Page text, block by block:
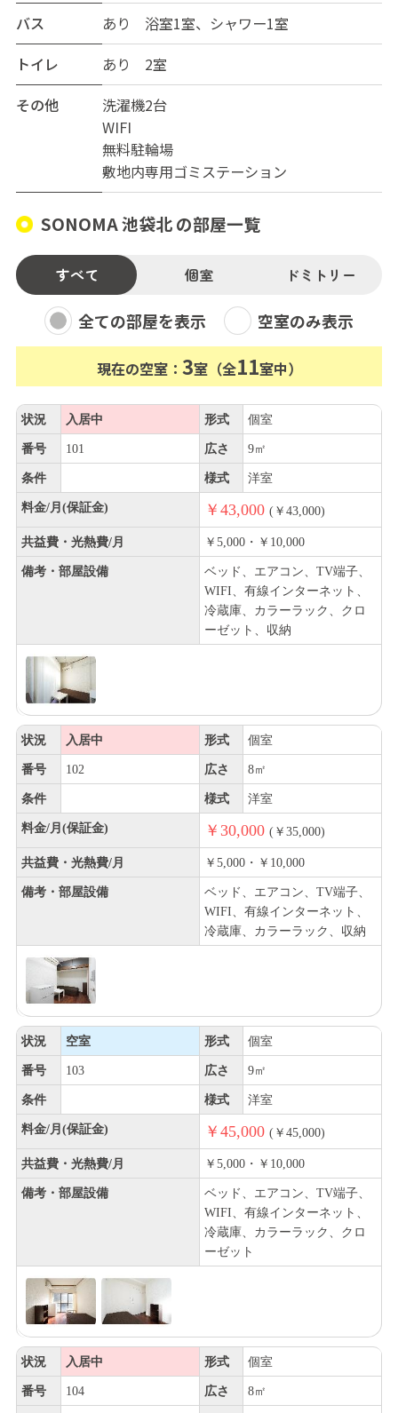
バス
あり 浴室1室、シャワー1室
トイレ
あり 2室
その他
洗濯機2台
WIFI
無料駐輪場
敷地内専用ゴミステーション
SONOMA 池袋北 の部屋一覧
すべて 個室 ドミトリー
全ての部屋を表示 空室のみ表示
現在の空室： 3室（全11室中）
状況 入居中 形式 個室
番号 101 広さ 9㎡
条件 様式 洋室
料金/月(保証金) ￥43,000 (￥43,000)
共益費・光熱費/月 ￥5,000・￥10,000
備考・部屋設備
ベッド、エアコン、TV端子、
WIFI、有線インターネット、
冷蔵庫、カラーラック、クロ
ーゼット、収納
状況 入居中 形式 個室
番号 102 広さ 8㎡
条件 様式 洋室
料金/月(保証金) ￥30,000 (￥35,000)
共益費・光熱費/月 ￥5,000・￥10,000
備考・部屋設備
ベッド、エアコン、TV端子、
WIFI、有線インターネット、
冷蔵庫、カラーラック、収納
状況 空室 形式 個室
番号 103 広さ 9㎡
条件 様式 洋室
料金/月(保証金) ￥45,000 (￥45,000)
共益費・光熱費/月 ￥5,000・￥10,000
備考・部屋設備
ベッド、エアコン、TV端子、
WIFI、有線インターネット、
冷蔵庫、カラーラック、クロ
ーゼット
状況 入居中 形式 個室
番号 104 広さ 8㎡